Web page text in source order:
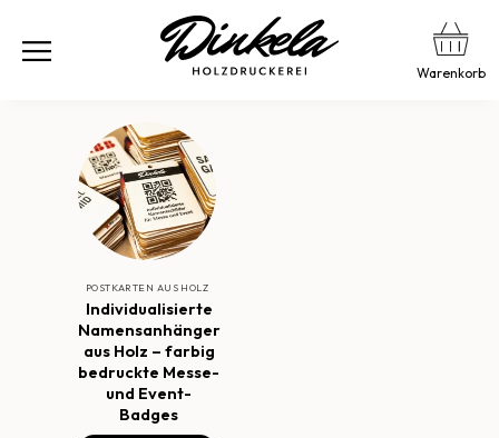
Warenkorb
POSTKARTEN AUS HOLZ
Individualisierte
Namensanhänger
aus Holz – farbig
bedruckte Messe-
und Event-
Badges